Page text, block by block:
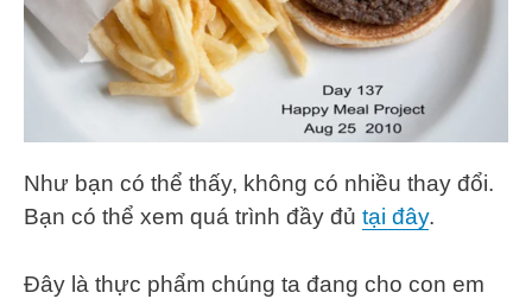
Như bạn có thể thấy, không có nhiều thay đổi.
Bạn có thể xem quá trình đầy đủ tại đây.
Đây là thực phẩm chúng ta đang cho con em